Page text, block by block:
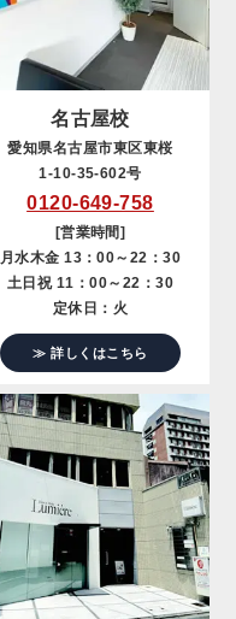
名古屋校
愛知県名古屋市東区東桜
1-10-35-602号
0120-649-758
[営業時間]
月水木金 13：00～22：30
土日祝 11：00～22：30
定休日：火
≫ 詳しくはこちら